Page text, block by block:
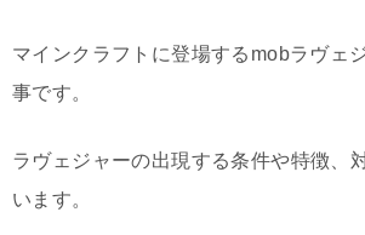
マインクラフトに登場するmobラヴェ
事です。
ラヴェジャーの出現する条件や特徴、
います。